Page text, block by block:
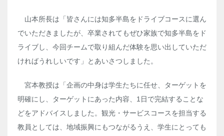
山本所長は「皆さんには知多半島をドライブコースに選ん
でいただきましたが、卒業されてもぜひ家族で知多半島をド
ライブし、今回チームで取り組んだ体験を思い出していただ
ければうれしいです」とあいさつしました。
宮本教授は「企画の中身は学生たちに任せ、ターゲットを
明確にし、ターゲットにあった内容、 1 日で完結することな
どをアドバイスしました。観光・サービスコースを担当する
教員としては、地域振興にもつながるうえ、学生にとっても